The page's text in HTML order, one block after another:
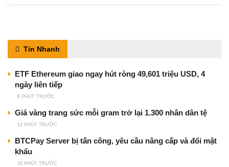
Tin Nhanh
ETF Ethereum giao ngay hút ròng 49,601 triệu USD, 4
ngày liên tiếp
6 PHÚT TRƯỚC
Giá vàng trang sức mỗi gram trở lại 1.300 nhân dân tệ
12 PHÚT TRƯỚC
BTCPay Server bị tấn công, yêu cầu nâng cấp và đổi mật
khẩu
19 PHÚT TRƯỚC